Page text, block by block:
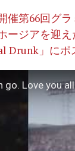
催第66回グ
ージアを迎
Drunk」に
go. Love you